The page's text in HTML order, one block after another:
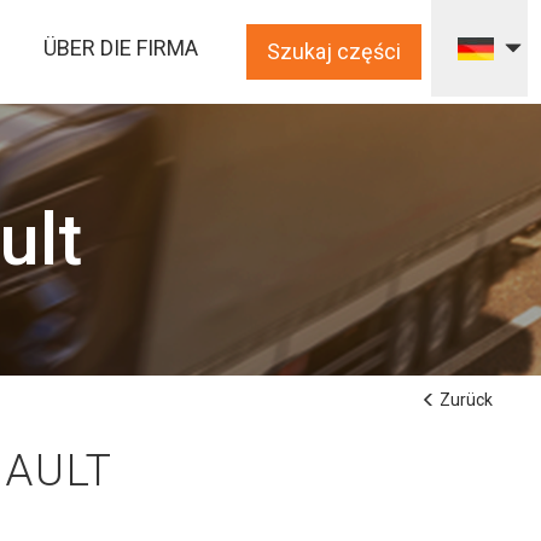
ÜBER DIE FIRMA
Szukaj części
Zurück